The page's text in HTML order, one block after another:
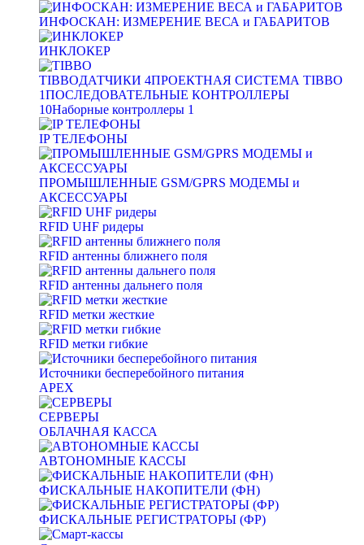
ИНФОСКАН: ИЗМЕРЕНИЕ ВЕСА и ГАБАРИТОВ
ИНКЛОКЕР
TIBBOДАТЧИКИ 4ПРОЕКТНАЯ СИСТЕМА TIBBO
1ПОСЛЕДОВАТЕЛЬНЫЕ КОНТРОЛЛЕРЫ
10Наборные контроллеры 1
IP ТЕЛЕФОНЫ
ПРОМЫШЛЕННЫЕ GSM/GPRS МОДЕМЫ и
АКСЕССУАРЫ
RFID UHF ридеры
RFID антенны ближнего поля
RFID антенны дальнего поля
RFID метки жесткие
RFID метки гибкие
Источники бесперебойного питания
APEX
СЕРВЕРЫ
ОБЛАЧНАЯ КАССА
АВТОНОМНЫЕ КАССЫ
ФИСКАЛЬНЫЕ НАКОПИТЕЛИ (ФН)
ФИСКАЛЬНЫЕ РЕГИСТРАТОРЫ (ФР)